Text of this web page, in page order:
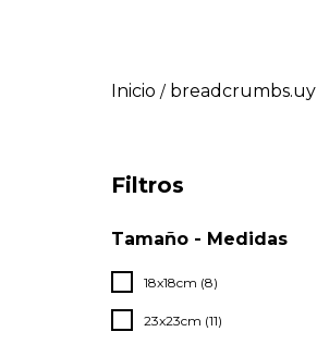
Inicio / breadcrumbs.uy
Filtros
Tamaño - Medidas
18x18cm (8)
23x23cm (11)